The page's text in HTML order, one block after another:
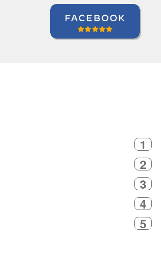
1
2
3
4
5